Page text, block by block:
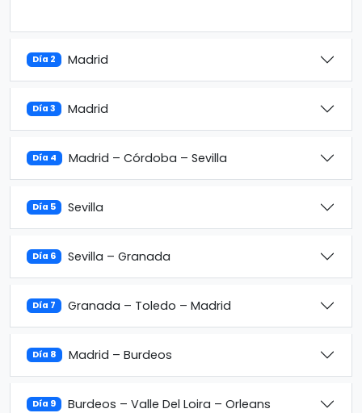
Día 2 Madrid
Día 3 Madrid
Día 4 Madrid – Córdoba – Sevilla
Día 5 Sevilla
Día 6 Sevilla – Granada
Día 7 Granada – Toledo – Madrid
Día 8 Madrid – Burdeos
Día 9 Burdeos – Valle Del Loira – Orleans